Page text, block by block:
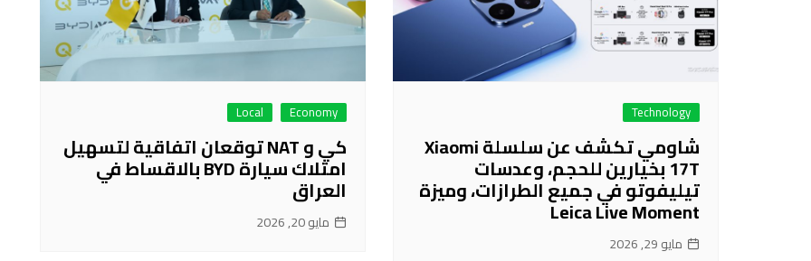
Technology
شاومي تكشف عن سلسلة Xiaomi
17T بخيارين للحجم، وعدسات
تيليفوتو في جميع الطرازات، وميزة
Leica Live Moment
مايو 29, 2026
Economy
Local
كي و NAT توقعان اتفاقية لتسهيل
امتلاك سيارة BYD بالاقساط في
العراق
مايو 20, 2026